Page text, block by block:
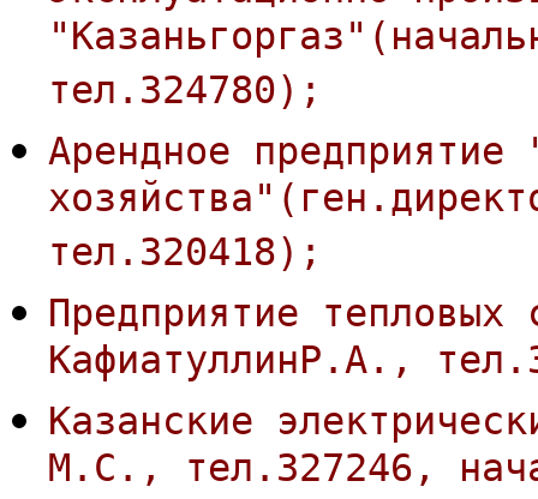
тел.324780);
Арендное предприятие
тел.320418);
Предприятие
КафиатуллинР.А.,
Казанские
М.С., тел.327246,